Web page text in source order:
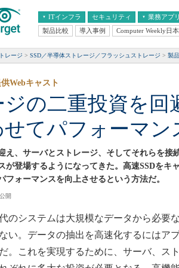
ITインフラ セキュリティ 業務アプリ
エンタープライズAI
ERP
CX
情報系システム
経営とIT
中堅・中小企業とIT
医療IT
教育IT
製品比較 導入事例 Computer Weekly日
レージ SSD／半導体ストレージ／フラッシュストレージ 製
の二重投資を回
てパフォーマン
Webキャスト
え、サーバとストレージ、そしてそれらを接
が登場するようになってきた。高速SSDをキ
フォーマンスを向上させるという方法だ。
開
のシステムは大規模なデータから必要
い。データの抽出を高速化するにはア
。これを実現するために、サーバ、ス